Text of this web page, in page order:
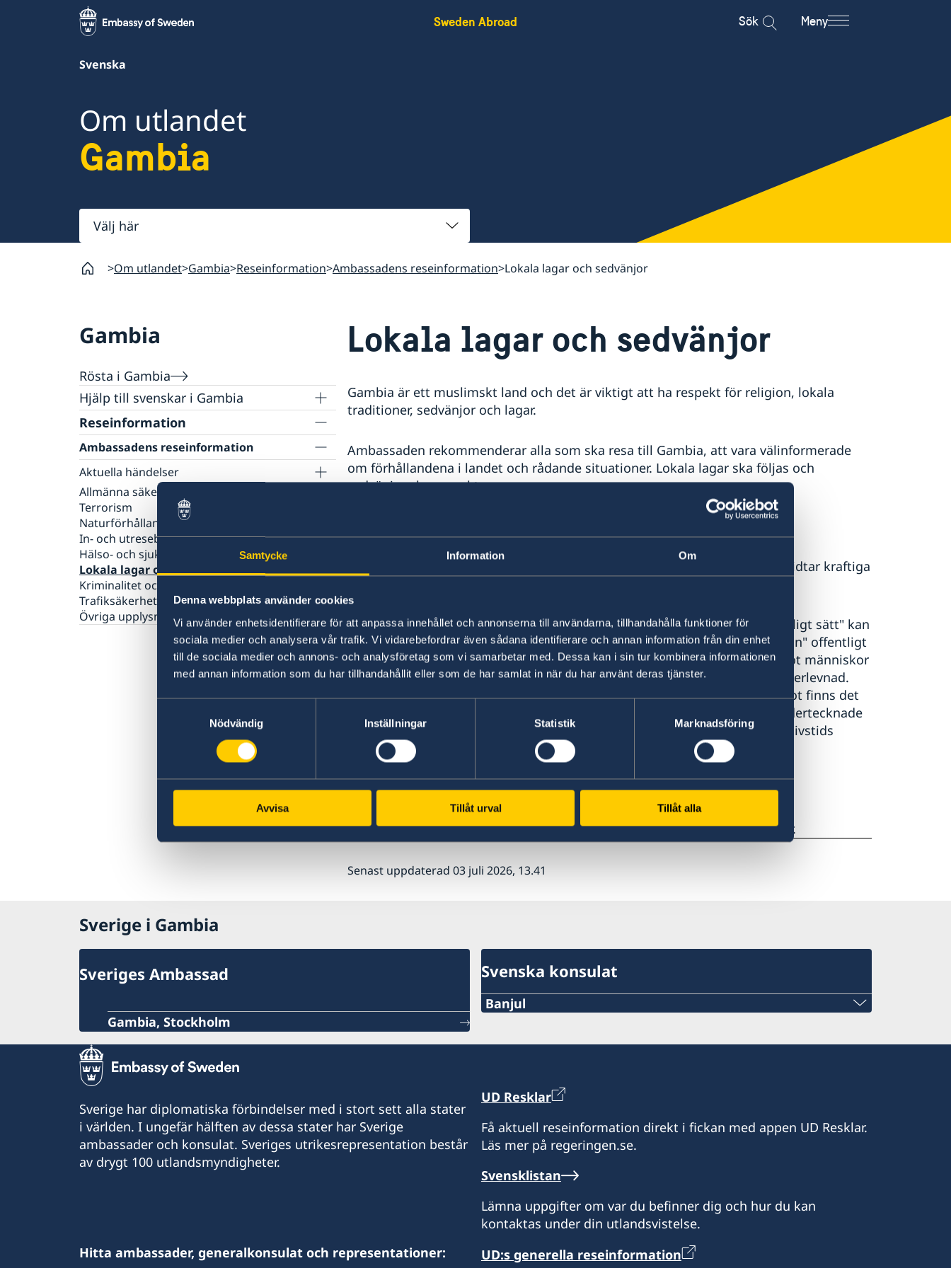
Samtycke Information Om
Denna webbplats använder cookies
Vi använder enhetsidentifierare för att anpassa innehållet och annonserna till användarna, tillhandahålla funktioner för
sociala medier och analysera vår trafik. Vi vidarebefordrar även sådana identifierare och annan information från din enhet
till de sociala medier och annons- och analysföretag som vi samarbetar med. Dessa kan i sin tur kombinera informationen
med annan information som du har tillhandahållit eller som de har samlat in när du har använt deras tjänster.
Nödvändig
Inställningar Statistik Marknadsföring
Avvisa Tillåt urval Tillåt alla
Sweden Abroad Sök Meny
Svenska
Om utlandet
Gambia
Välj
här
Om utlandet Gambia Reseinformation Ambassadens reseinformation Lokala lagar och sedvänjor
Gambia
Rösta i Gambia
Hjälp till svenskar i Gambia
Rösta i Gambia
Pass utomlands
Samordningsnummer
Provisoriskt pass
Gifta sig utomlands
Reseinformation
Ambassadens reseinformation
Aktuella händelser
Information om det nya Coronaviruset
Allmänna säkerhetsläget
Terrorism
Naturförhållanden och katastrofer
In- och utresebestämmelser
Hälso- och sjukvård
Lokala lagar och sedvänjor
Kriminalitet och personlig säkerhet
Trafiksäkerhet
Övriga upplysningar
Lokala lagar och sedvänjor
Gambia är ett muslimskt land och det är viktigt att ha respekt för religion, lokala
traditioner, sedvänjor och lagar.
Ambassaden rekommenderar alla som ska resa till Gambia, att vara välinformerade
om förhållandena i landet och rådande situationer. Lokala lagar ska följas och
sedvänjor ska respekteras.
Gambia har hårda straff mot alla former av sexualbrott mot barn.
Gambiska rättsväsendet ser strängt på droginnehav och myndigheterna vidtar kraftiga
Enligt den gambiska strafflagen kan personer som uppträtt på ett "onaturligt sätt" kan
dömas till fängelse. Strafflagen anger också att "oanständighet mellan män" offentligt
eller privat kan leda till fängelse. Varje privatperson har rätt att ingripa mot människor
som de tycker verkar uppföra sig "osedligt" och polisen bevakar lagens efterlevnad.
Några rapporter om attacker mot homosexuella förekommer inte, däremot finns det
en ökande inflammatorisk homofobisk retorik i landet. I oktober 2014 undertecknade
presidenten en lag som innebär att "grov homosexualitet" kan ge upp till livstids
fängelse.
Sedan en tid råder rökförbud på allmänna platser i Gambia.
Det är förbjudet att fotografera militära och andra offentliga anläggningar.
Senast uppdaterad 03 juli 2026, 13.41
Sverige i Gambia
Sveriges Ambassad
Gambia, Stockholm
Svenska konsulat
Banjul
Consulate of Sweden
1, Cotton Street
Banjul
Gambia
Måndag-torsdag: 10.00-14.00
Sverige har diplomatiska förbindelser med i stort sett alla stater
i världen. I ungefär hälften av dessa stater har Sverige
ambassader och konsulat. Sveriges utrikesrepresentation består
av drygt 100 utlandsmyndigheter.
Hitta ambassader, generalkonsulat och representationer:
UD Resklar
Få aktuell reseinformation direkt i fickan med appen UD Resklar.
Läs mer på regeringen.se.
Svensklistan
Lämna uppgifter om var du befinner dig och hur du kan
kontaktas under din utlandsvistelse.
UD:s generella reseinformation